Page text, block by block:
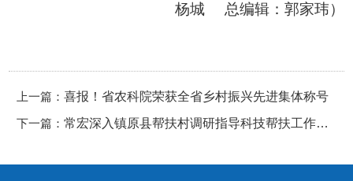
杨城 总编辑：郭家玮）
上一篇：喜报！省农科院荣获全省乡村振兴先进集体称号
下一篇：常宏深入镇原县帮扶村调研指导科技帮扶工作​